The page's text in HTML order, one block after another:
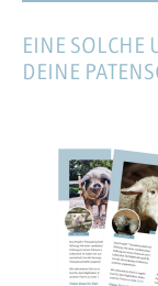
EINE SOLCHE
DEINE